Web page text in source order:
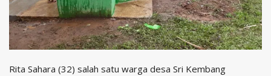
Rita Sahara (32) salah satu warga desa Sri Kembang